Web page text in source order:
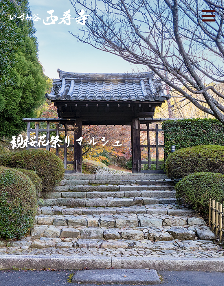
観桜花祭りマルシェ